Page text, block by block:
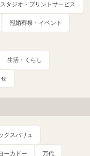
タジオ・プリントサービス
冠婚葬祭・イベント
生活・くらし
クスバリュ
ーカドー 万代